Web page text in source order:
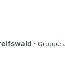
· Gruppe